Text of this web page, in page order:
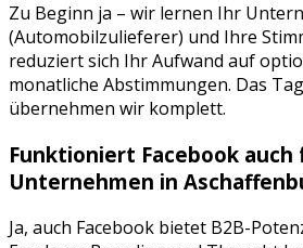
Zu Beginn ja – wir lernen Ihr
(Automobilzulieferer) und Ihre
reduziert sich Ihr Aufwand auf
monatliche Abstimmungen. Das
übernehmen wir komplett.
Funktioniert Facebook auch
Unternehmen in
Ja, auch Facebook bietet B2B-